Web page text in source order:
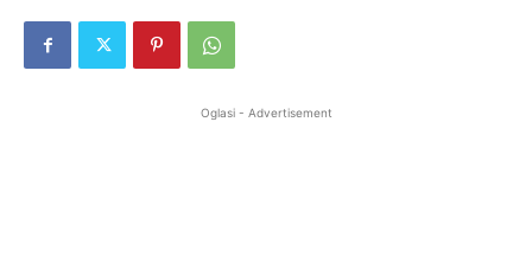
Oglasi - Advertisement